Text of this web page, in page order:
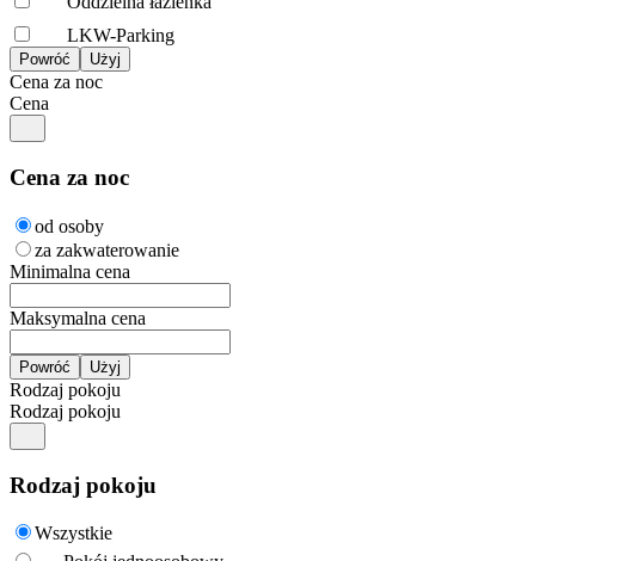
LKW-Parking
Cena za noc
Cena
Cena za noc
od osoby
za zakwaterowanie
Minimalna cena
Maksymalna cena
Rodzaj pokoju
Rodzaj pokoju
Rodzaj pokoju
Wszystkie